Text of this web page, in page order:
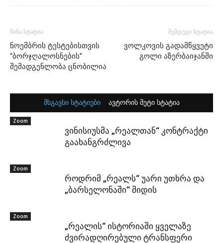
წინა სტატია
ნოემბრის ტესტებისთვის
“ბორჯღალოსნების”
შემადგენლობა ცნობილია
შემდეგი სტატია
ვოლკოვის გადამწყვეტი
გოლი აზერბაიჯანში
მსგავსი სტატიები ავტორის მეტი სტატია
Zoom
ვინისიუსმა „რეალთან“ კონტრაქტი
გაახანგრძლივა
Zoom
როდრიმ „რეალს“ უარი უთხრა და
„ბარსელონაში“ მიდის
Zoom
„რეალის“ ისტორიაში ყველაზე
ძვირადღირებული ტრანსფერი